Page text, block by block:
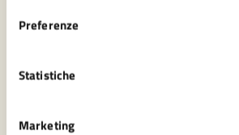
Preferenze
Statistiche
Marketing